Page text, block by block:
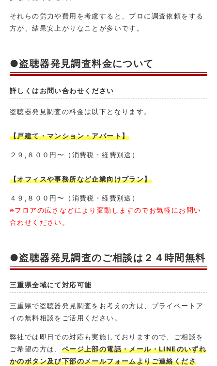
それらの労力や費用を考慮すると、プロに調査依頼をする
方が、結果安上がりなことが多いです。
●盗聴器発見調査料金について
詳しくはお問い合わせください
盗聴器発見調査の料金は以下となります。
【戸建て・マンション・アパート】
２９,８００円〜（消費税・経費別途）
【オフィスや事務所など企業向けプラン】
４９,８００円〜（消費税・経費別途）
※フロアの広さなどにより変動しますのでお気軽にお問い
合わせください。
●盗聴器発見調査のご相談は２４時間無料
三重県全域にて対応可能
三重県で盗聴器発見調査をお考えの方は、プライベートア
イの無料相談をご活用ください。
弊社では即日での対応も実施しておりますので、ご相談を
ご希望の方は、 ページ上部の電話・メール・LINEのいずれ
かのボタン及び下部のメールフォームよりご連絡くださ